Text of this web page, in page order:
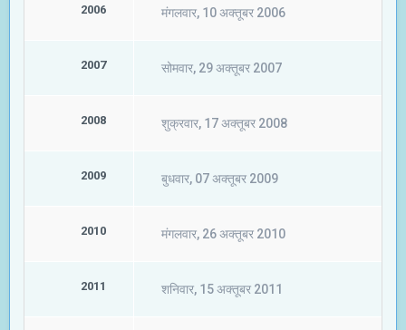
2006 मंगलवार, 10 अक्तूबर 2006
2007 सोमवार, 29 अक्तूबर 2007
2008 शुक्रवार, 17 अक्तूबर 2008
2009 बुधवार, 07 अक्तूबर 2009
2010 मंगलवार, 26 अक्तूबर 2010
2011 शनिवार, 15 अक्तूबर 2011